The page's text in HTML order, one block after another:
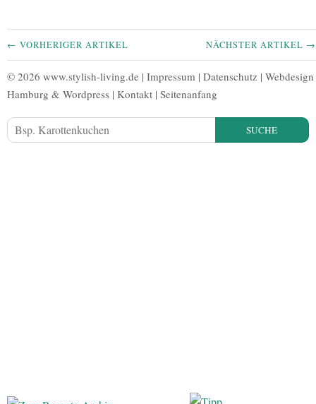
← VORHERIGER ARTIKEL NÄCHSTER ARTIKEL →
© 2026 www.stylish-living.de | Impressum | Datenschutz | Webdesign
Hamburg & Wordpress | Kontakt | Seitenanfang
SUCHE